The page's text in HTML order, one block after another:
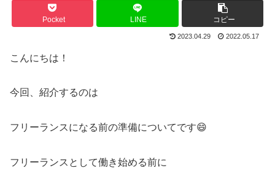
Pocket LINE コピー
2023.04.29 2022.05.17
こんにちは！
今回、紹介するのは
フリーランスになる前の準備についてです😄
フリーランスとして働き始める前に